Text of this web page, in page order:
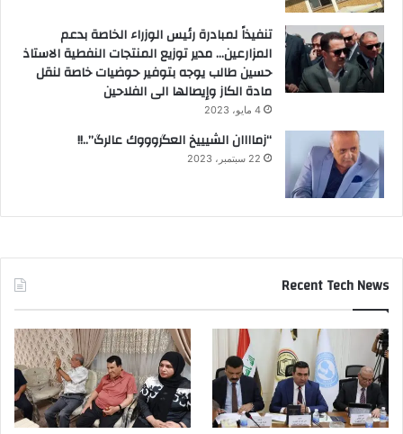
تنفيذاً لمبادرة رئيس الوزراء الخاصة بدعم
المزارعين… مدير توزيع المنتجات النفطية الاستاذ
حسين طالب يوجه بتوفير حوضيات خاصة لنقل
مادة الكاز وإيصالها الى الفلاحين
4 مايو، 2023
“زماااان الشيييخ العگروووك عالرگ”..!!
22 سبتمبر، 2023
Recent Tech News